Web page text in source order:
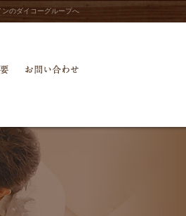
のダイコーグループへ
ョン
会社概要
物件